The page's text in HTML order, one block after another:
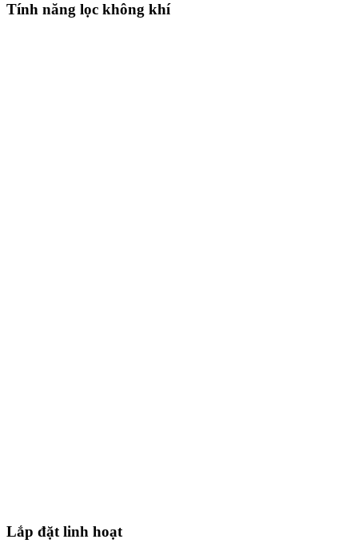
Tính năng lọc không khí
Lắp đặt linh hoạt